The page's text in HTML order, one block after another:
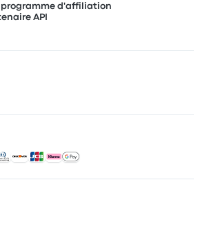
programme d'affiliation
API